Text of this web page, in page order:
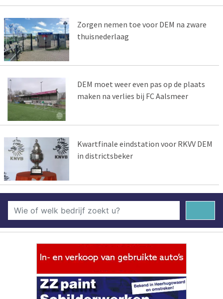
Zorgen nemen toe voor DEM na zware
thuisnederlaag
DEM moet weer even pas op de plaats
maken na verlies bij FC Aalsmeer
Kwartfinale eindstation voor RKVV DEM
in districtsbeker